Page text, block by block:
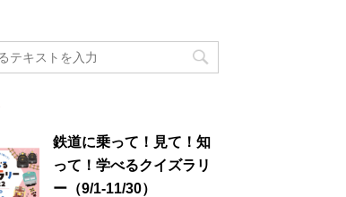
鉄道に乗って！見て！知
って！学べるクイズラリ
ー（9/1-11/30）